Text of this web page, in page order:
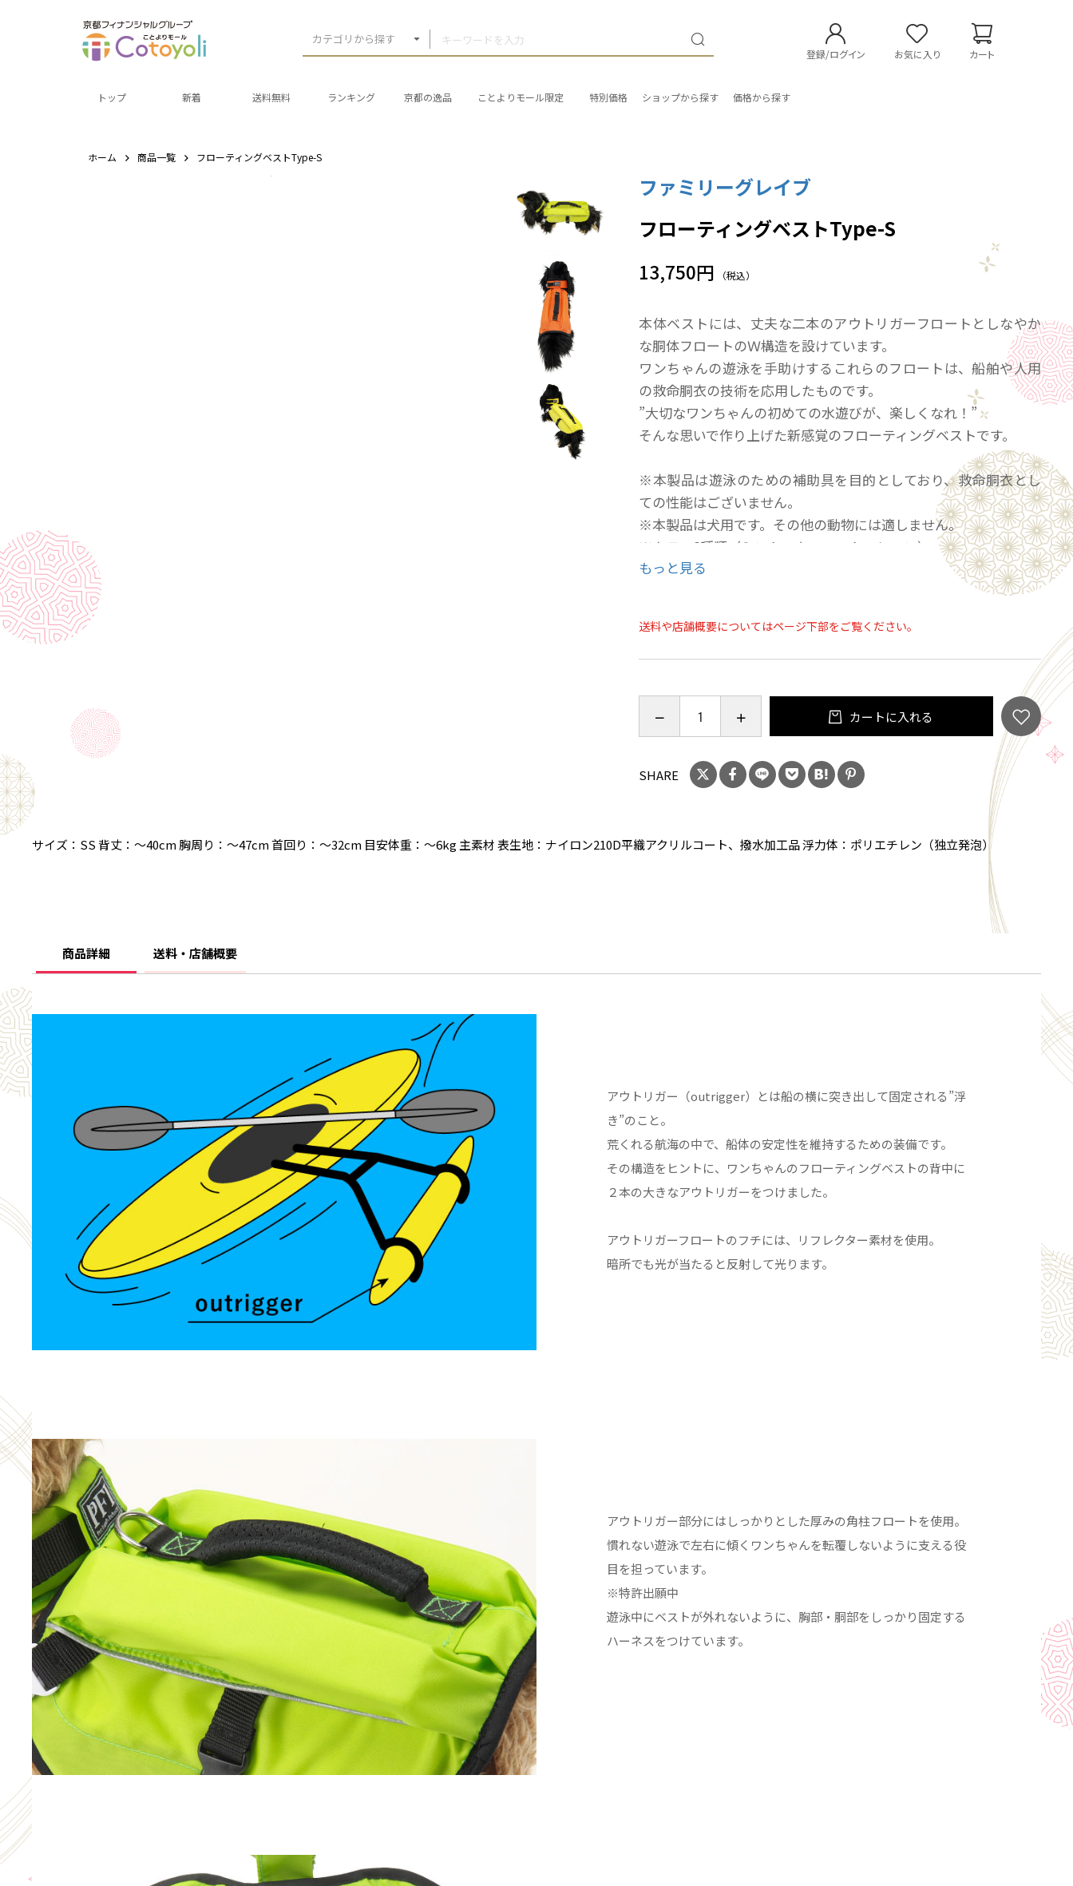
カテゴリから探す
登録/ログイン お気に入り カート
トップ 新着 送料無料 ランキング 京都の逸品 ことよりモール限定 特別価格 ショップから探す 価格から探す
ホーム 商品一覧 フローティングベストType-S
ファミリーグレイブ
フローティングベストType-S
13,750円 （税込）
本体ベストには、丈夫な二本のアウトリガーフロートとしなやか
な胴体フロートのＷ構造を設けています。
ワンちゃんの遊泳を手助けするこれらのフロートは、船舶や人用
の救命胴衣の技術を応用したものです。
”大切なワンちゃんの初めての水遊びが、楽しくなれ！”
そんな思いで作り上げた新感覚のフローティングベストです。
※本製品は遊泳のための補助具を目的としており、救命胴衣とし
ての性能はございません。
※本製品は犬用です。その他の動物には適しません。
※カラー3種類（ミント・キャロット・レモン）
もっと見る
送料や店舗概要についてはページ下部をご覧ください。
カートに入れる
SHARE
サイズ：SS 背丈：～40cm 胸周り：～47cm 首回り：～32cm 目安体重：～6kg 主素材 表生地：ナイロン210D平織アクリルコート、撥水加工品 浮力体：ポリエチレン（独立発泡）
商品詳細 送料・店舗概要
アウトリガー（outrigger）とは船の横に突き出して固定される”浮
き”のこと。
荒くれる航海の中で、船体の安定性を維持するための装備です。
その構造をヒントに、ワンちゃんのフローティングベストの背中に
２本の大きなアウトリガーをつけました。
アウトリガーフロートのフチには、リフレクター素材を使用。
暗所でも光が当たると反射して光ります。
アウトリガー部分にはしっかりとした厚みの角柱フロートを使用。
慣れない遊泳で左右に傾くワンちゃんを転覆しないように支える役
目を担っています。
※特許出願中
遊泳中にベストが外れないように、胸部・胴部をしっかり固定する
ハーネスをつけています。